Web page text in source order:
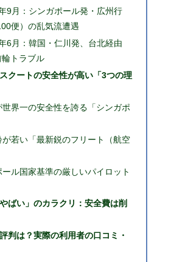
9月：シンガポール発・広州行
便）の乱気流遭遇
6月：韓国・仁川発、台北経由
トラブル
クートの安全性が高い「3つの理
界一の安全性を誇る「シンガポ
若い「最新鋭のフリート（航空
ル国家基準の厳しいパイロット
ばい」のカラクリ：安全費は削
判は？実際の利用者の口コミ・